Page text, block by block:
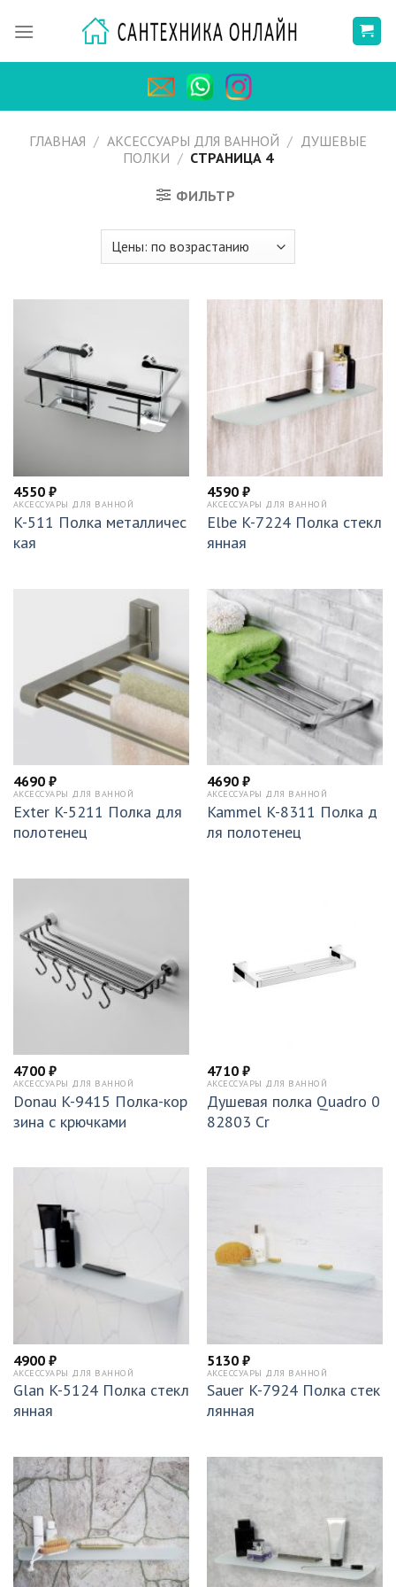
ГЛАВНАЯ / АКСЕССУАРЫ ДЛЯ ВАННОЙ / ДУШЕВЫЕ
ПОЛКИ / СТРАНИЦА 4
ФИЛЬТР
4550 ₽
АКСЕССУАРЫ ДЛЯ ВАННОЙ
K-511 Полка металличес
кая
4590 ₽
АКСЕССУАРЫ ДЛЯ ВАННОЙ
Elbe K-7224 Полка стекл
янная
4690 ₽
АКСЕССУАРЫ ДЛЯ ВАННОЙ
Exter K-5211 Полка для
полотенец
4690 ₽
АКСЕССУАРЫ ДЛЯ ВАННОЙ
Kammel K-8311 Полка д
ля полотенец
4700 ₽
АКСЕССУАРЫ ДЛЯ ВАННОЙ
Donau K-9415 Полка-кор
зина с крючками
4710 ₽
АКСЕССУАРЫ ДЛЯ ВАННОЙ
Душевая полка Quadro 0
82803 Cr
4900 ₽
АКСЕССУАРЫ ДЛЯ ВАННОЙ
Glan K-5124 Полка стекл
янная
5130 ₽
АКСЕССУАРЫ ДЛЯ ВАННОЙ
Sauer K-7924 Полка стек
лянная